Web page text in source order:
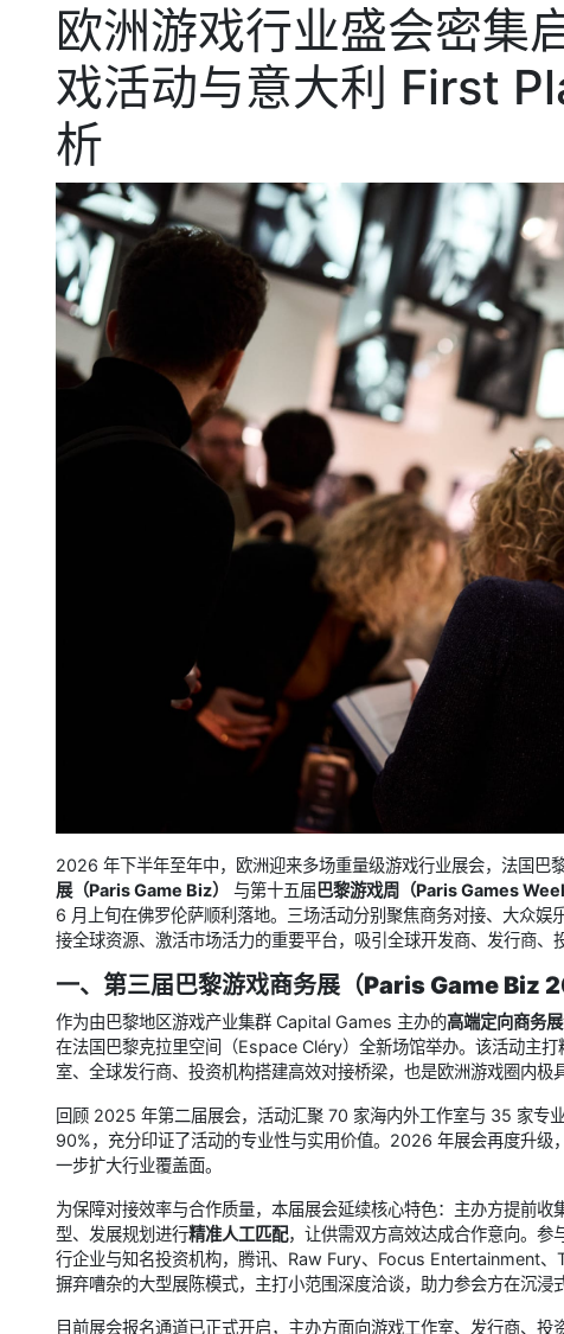
欧洲游戏行业盛会密集
戏活动与意大利 First
析
2026 年下半年至年中，欧洲迎来多场重量级游戏行业展会，法国
展（Paris Game Biz）
与第十五届 巴黎游戏周（Paris Games Week
6 月上旬在佛罗伦萨顺利落地。三场活动分别聚焦商务对接、大众
接全球资源、激活市场活力的重要平台，吸引全球开发商、发行商、
一、第三届巴黎游戏商务展（Paris Game Biz
作为由巴黎地区游戏产业集群 Capital Games 主办的高端定向商务
在法国巴黎克拉里空间（Espace Cléry）全新场馆举办。该活动主
室、全球发行商、投资机构搭建高效对接桥梁，也是欧洲游戏圈内极
回顾 2025 年第二届展会，活动汇聚 70 家海内外工作室与 35 家专
90%，充分印证了活动的专业性与实用价值。2026 年展会再度升级
一步扩大行业覆盖面。
为保障对接效率与合作质量，本届展会延续核心特色：主办方提前
型、发展规划进行精准人工匹配，让供需双方高效达成合作意向。参
行企业与知名投资机构，腾讯、Raw Fury、Focus Entertainment、
摒弃嘈杂的大型展陈模式，主打小范围深度洽谈，助力参会方在沉浸
目前展会报名通道已正式开启，主办方面向游戏工作室、发行商、